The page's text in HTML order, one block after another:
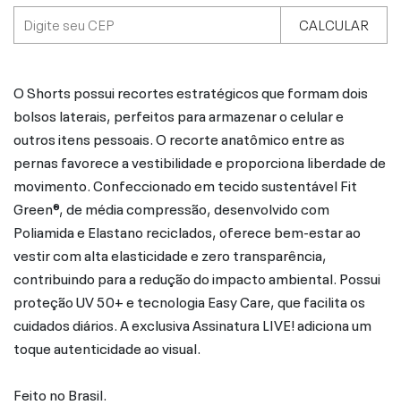
CALCULAR
O Shorts possui recortes estratégicos que formam dois
bolsos laterais, perfeitos para armazenar o celular e
outros itens pessoais. O recorte anatômico entre as
pernas favorece a vestibilidade e proporciona liberdade de
movimento. Confeccionado em tecido sustentável Fit
Green®, de média compressão, desenvolvido com
Poliamida e Elastano reciclados, oferece bem-estar ao
vestir com alta elasticidade e zero transparência,
contribuindo para a redução do impacto ambiental. Possui
proteção UV 50+ e tecnologia Easy Care, que facilita os
cuidados diários. A exclusiva Assinatura LIVE! adiciona um
toque autenticidade ao visual.
Feito no Brasil.